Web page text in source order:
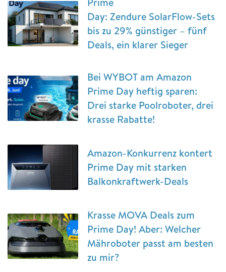
Day: Zendure SolarFlow-Sets
bis zu 29% günstiger – fünf
Deals, ein klarer Sieger
Bei WYBOT am Amazon
Prime Day heftig sparen:
Drei starke Poolroboter, drei
krasse Rabatte!
Amazon-Konkurrenz kontert
Prime Day mit starken
Balkonkraftwerk-Deals
Krasse MOVA Deals zum
Prime Day! Aber: Welcher
Mähroboter passt am besten
zu mir?